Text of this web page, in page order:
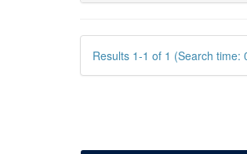
Results 1-1 of 1 (Search time: